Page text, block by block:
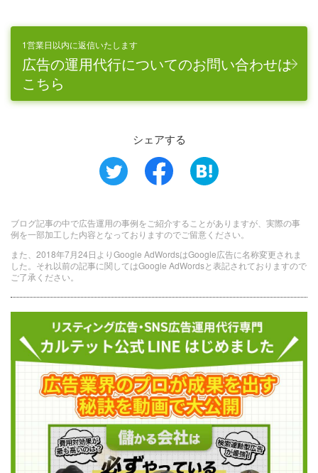
1営業日以内に返信いたします
広告の運用代行についてのお問い合わせは
こちら
シェアする
ブログ記事の中で広告運用の事例をご紹介することがありますが、実際の事
例を一部加工した内容となっておりますのでご留意ください。
また、2018年7月24日よりGoogle AdWordsはGoogle広告に名称変更されま
した。それ以前の記事に関してはGoogle AdWordsと表記されておりますので
ご了承ください。